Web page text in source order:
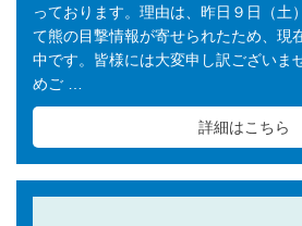
っております。理由は、昨日９日（土
て熊の目撃情報が寄せられたため、現
中です。皆様には大変申し訳ございま
めご …
詳細はこちら